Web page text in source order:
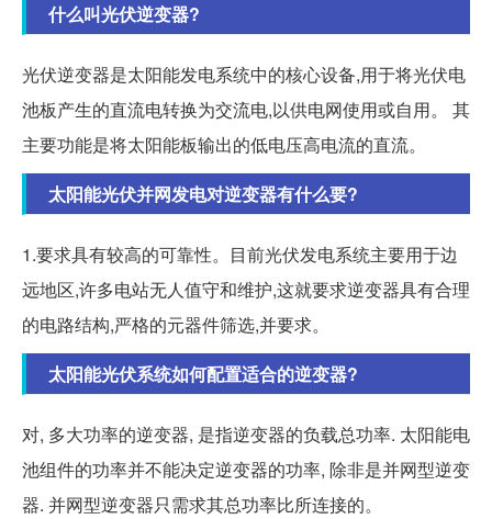
什么叫光伏逆变器?
光伏逆变器是太阳能发电系统中的核心设备,用于将光伏电
池板产生的直流电转换为交流电,以供电网使用或自用。 其
主要功能是将太阳能板输出的低电压高电流的直流。
太阳能光伏并网发电对逆变器有什么要?
1.要求具有较高的可靠性。目前光伏发电系统主要用于边
远地区,许多电站无人值守和维护,这就要求逆变器具有合理
的电路结构,严格的元器件筛选,并要求。
太阳能光伏系统如何配置适合的逆变器?
对, 多大功率的逆变器, 是指逆变器的负载总功率. 太阳能电
池组件的功率并不能决定逆变器的功率, 除非是并网型逆变
器. 并网型逆变器只需求其总功率比所连接的。